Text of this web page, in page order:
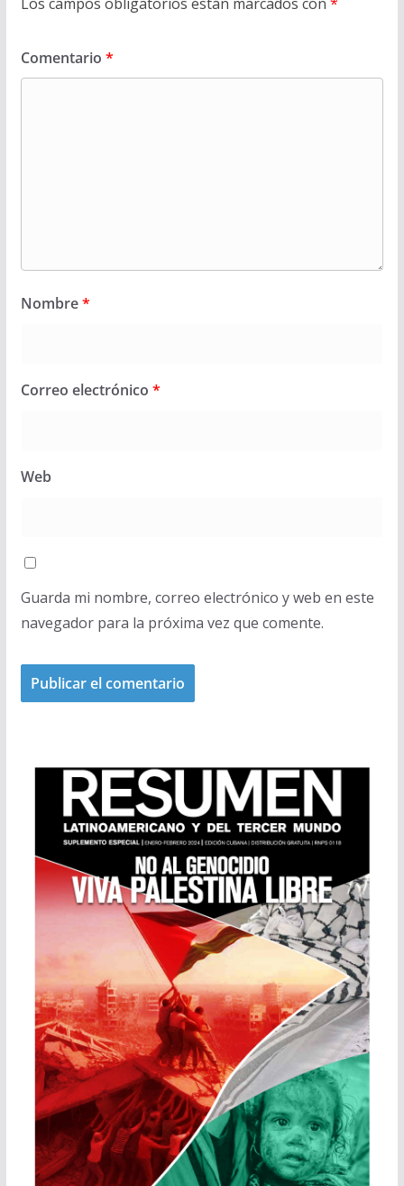
Comentario *
Nombre*
Correo electrónico *
Web
Guarda mi nombre, correo electrónico y web en este
navegador para la próxima vez que comente.